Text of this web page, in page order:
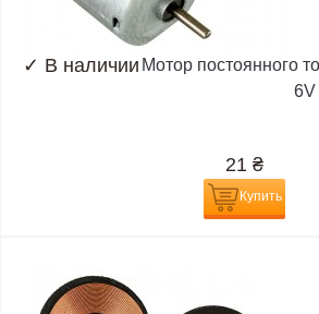
✓ В наличии Мотор постоянного
6V
21 ₴
Купить